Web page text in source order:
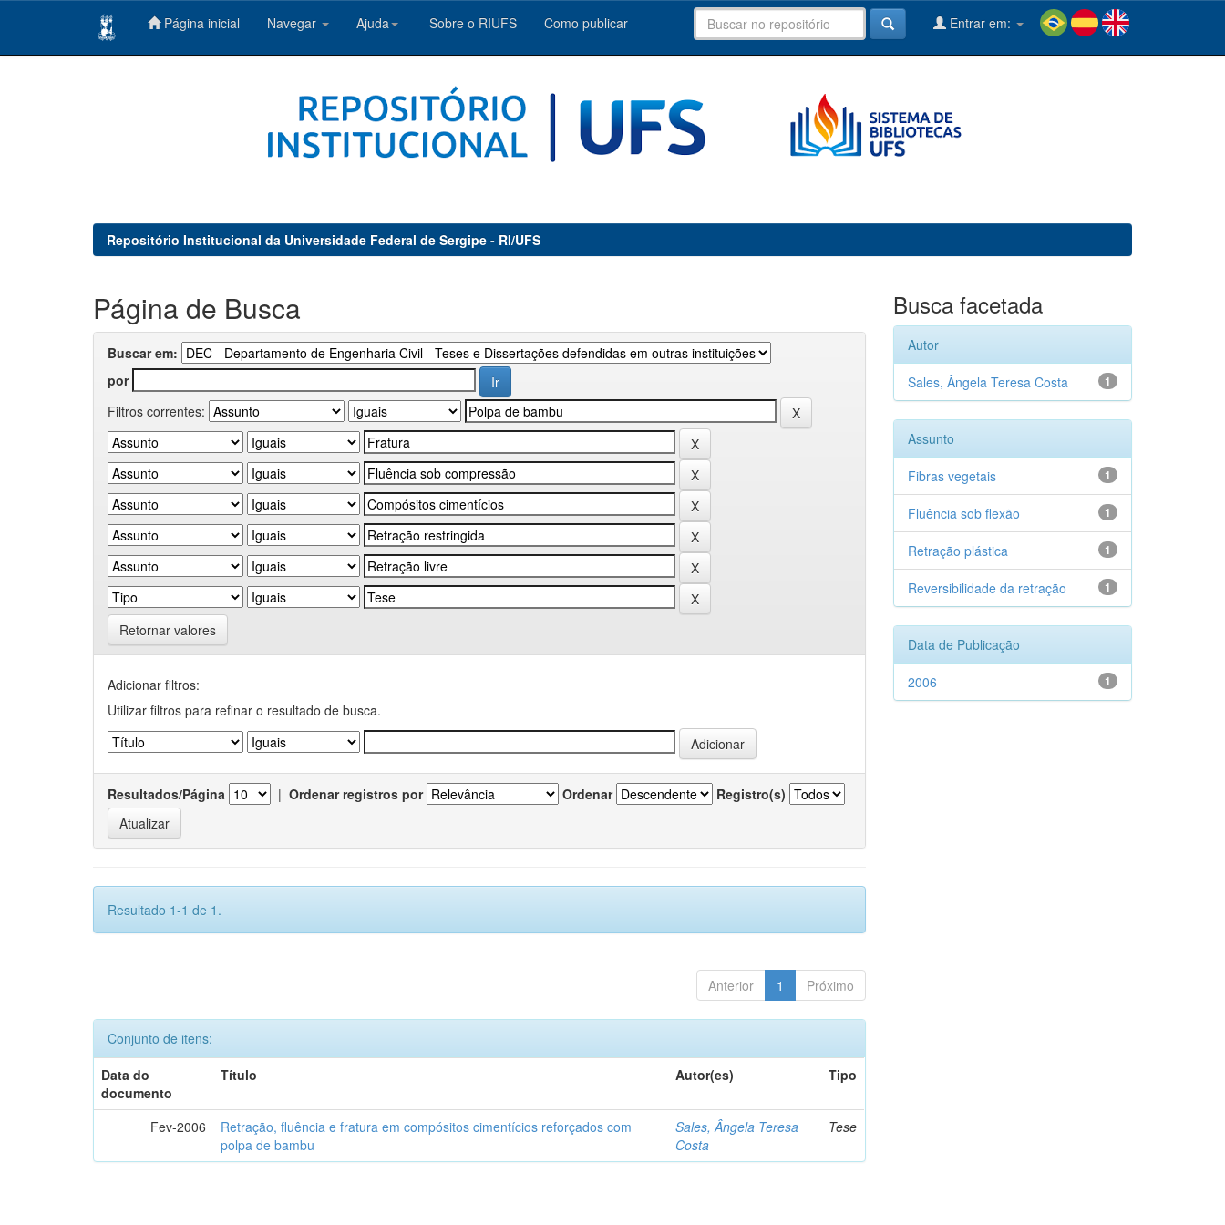
Página inicial Navegar Ajuda Sobre o RIUFS Como publicar Entrar em:
Repositório Institucional da Universidade Federal de Sergipe - RI/UFS
Página de Busca
Buscar em:
por
Filtros correntes:
Retornar valores
Adicionar filtros:
Utilizar filtros para refinar o resultado de busca.
Resultados/Página | Ordenar registros por Ordenar Registro(s)
Resultado 1-1 de 1.
Anterior 1 Próximo
Conjunto de itens:
Data do
documento
Título Autor(es) Tipo
Fev-2006
Retração, fluência e fratura em compósitos cimentícios reforçados com
polpa de bambu
Sales, Ângela Teresa
Costa
Tese
Busca facetada
Autor
1
Sales, Ângela Teresa Costa
Assunto
1
Fibras vegetais
1
Fluência sob flexão
1
Retração plástica
1
Reversibilidade da retração
Data de Publicação
1
2006